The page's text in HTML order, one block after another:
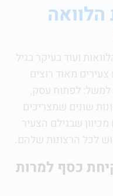
ועוד בעיקר בגיל
מאוד רוצים
למשל: לפתוח עסק,
שונים שמצריכים
מכיוון שבגילם הצעיר
לכל הרצונות שלהם.
כסף למרות